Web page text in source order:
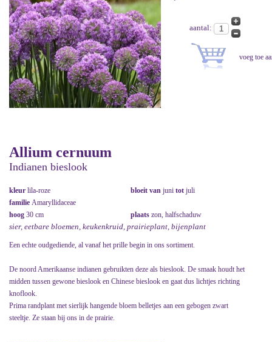
aantal:
Allium cernuum
Indianen bieslook
kleur lila-roze bloeit van juni tot juli
familie Amaryllidaceae
hoog 30 cm plaats zon, halfschaduw
sier, eetbare bloemen, keukenkruid, prairieplant, bijenplant
Een echte oudgediende, al vanaf het prille begin in ons sortiment.
De noord Amerikaanse indianen gebruikten deze als bieslook. De smaak houdt het
midden tussen gewone bieslook en Chinese bieslook en gaat dus lichtjes richting
knoflook.
Prima randplant met sierlijk hangende bloem belletjes aan een gebogen zwart
steeltje. Ze staan bij ons in de prairie.